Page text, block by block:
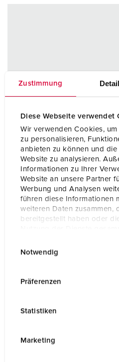
Zustimmung
Diese Webseite verwendet
Wir verwenden Cookies,
zu personalisieren,
anbieten zu können und
Website zu analysieren.
Informationen zu Ihrer
Website an unsere Partner
Werbung und Analysen
führen diese Informationen
weiteren Daten zusammen,
bereitgestellt haben oder
Notwendig
Präferenzen
Statistiken
Marketing
Bestellnr. 2514001
Gehäusematerial
CEE 16 A, 5 p, 400 V